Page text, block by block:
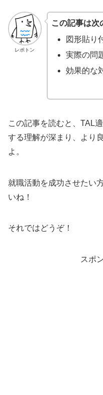
レポトン
この記事は次
図形貼り
実際の問
効果的な
この記事を読むと、TAL
する理解が深まり、より
よ。
就職活動を成功させたい
いね！
それではどうぞ！
スポ